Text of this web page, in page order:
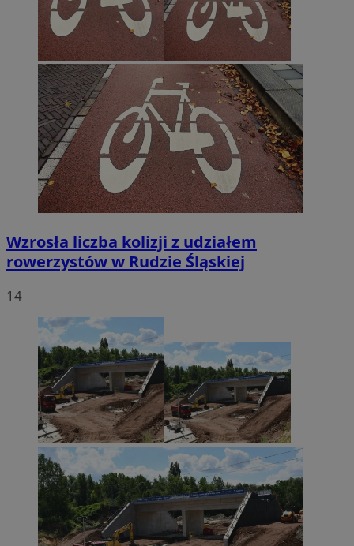
Wzrosła liczba kolizji z udziałem
rowerzystów w Rudzie Śląskiej
14